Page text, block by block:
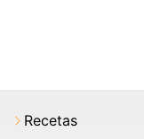
Recetas